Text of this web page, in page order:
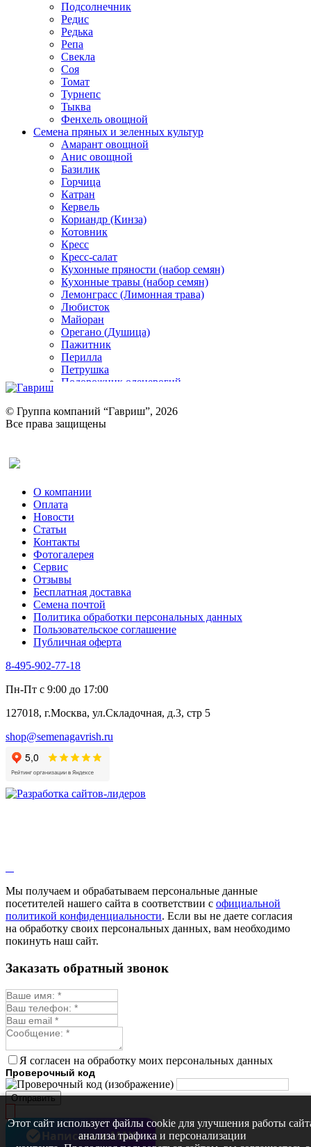
Подсолнечник
Редис
Редька
Репа
Свекла
Соя
Томат
Турнепс
Тыква
Фенхель овощной
Семена пряных и зеленных культур
Амарант овощной
Анис овощной
Базилик
Горчица
Катран
Кервель
Кориандр (Кинза)
Котовник
Кресс
Кресс-салат
Кухонные пряности (набор семян)
Кухонные травы (набор семян)
Лемонграсс (Лимонная трава)
Любисток
Майоран
Орегано (Душица)
Пажитник
Перилла
Петрушка
Подорожник оленерогий
Ревень
Рукола
Рута
Тмин
Трава для чая
Туласи
Укроп
Фенхель пряный
Хризантема овощная
Цикорий пряный
Цикорий салатный (Витлуф)
Черемша
Шпинат
Щавель
Эндивий
Эстрагон
Алтей
Анис
Бессмертник
Валериана
Валерианелла
Гибискус лекарственный
Девясил
Душица
Змееголовник
Мыльнянка
Мята
Овсяный корень
Огуречная трава
Пустырник
Репешок
Синюха
Смесь лекарственных
Стевия
Тимьян ползучий (чабрец)
Фенхель лекарственный
Цикорий лекарственный
Череда лекарственная
Чернокорень
© Группа компаний “Гавриш”, 2026
Все права защищены
О компании
Оплата
Новости
Статьи
Контакты
Фотогалерея​
Сервис
Отзывы
Бесплатная доставка
Семена почтой
Политика обработки персональных данных
Пользовательское соглашение
Публичная оферта
8-495-902-77-18
Пн-Пт с 9:00 до 17:00
127018, г.Москва, ул.Складочная, д.3, стр 5
shop@semenagavrish.ru
Мы получаем и обрабатываем персональные данные
посетителей нашего сайта в соответствии с официальной
политикой конфиденциальности. Если вы не даете согласия
на обработку своих персональных данных, вам необходимо
покинуть наш сайт.
Этот сайт использует файлы cookie для улучшения работы
анализа трафика и персонализации
Заказать обратный звонок
Я согласен на обработку моих персональных данных
Проверочный код
Отправить
Написать в MAX